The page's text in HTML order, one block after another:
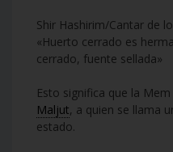
Shir Hashirim/Cantar de
«Huerto cerrado es
cerrado, fuente sellada»
Esto significa que la
Maljut, a quien se llama
estado.